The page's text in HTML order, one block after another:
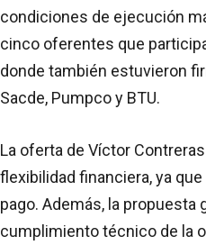
condiciones de ejecución
cinco oferentes que
donde también estuvieron
Sacde, Pumpco y BTU.
La oferta de Víctor
flexibilidad financiera, ya
pago. Además, la propuesta
cumplimiento técnico de la